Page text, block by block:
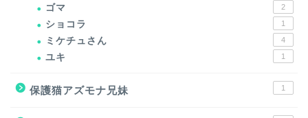
ゴマ 2
ショコラ 1
ミケチュさん 4
ユキ 1
保護猫アズモナ兄妹 1